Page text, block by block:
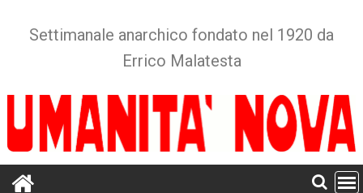
Settimanale anarchico fondato nel 1920 da
Errico Malatesta